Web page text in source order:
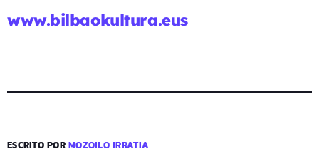
www.bilbaokultura.eus
ESCRITO PORMOZOILO IRRATIA